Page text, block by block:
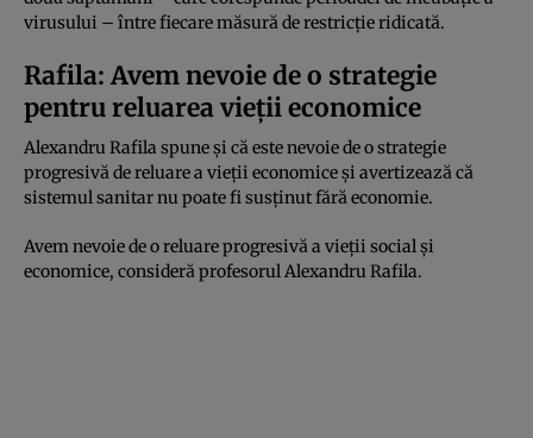
virusului – între fiecare măsură de restricţie ridicată.
Rafila: Avem nevoie de o strategie
pentru reluarea vieţii economice
Alexandru Rafila spune şi că este nevoie de o strategie
progresivă de reluare a vieţii economice şi avertizează că
sistemul sanitar nu poate fi susţinut fără economie.
Avem nevoie de o reluare progresivă a vieţii social şi
economice, consideră profesorul Alexandru Rafila.